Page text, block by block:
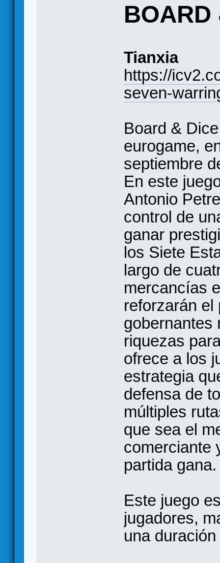
BOARD
Tianxia
https://
seven-
Board &
eurogame,
septiembre
En este
Antonio
control de
ganar
los Siete
largo de
mercancías
reforzarán el
gobernantes
riquezas
ofrece a los
estrategia
defensa de
múltiples
que sea el
comerciante
partida gana.
Este juego
jugadores,
una